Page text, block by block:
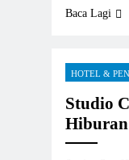
Baca Lagi
HOTEL &
Studio